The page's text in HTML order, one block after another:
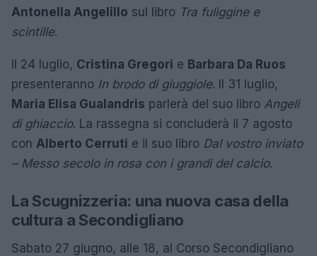
Antonella Angelillo sul libro Tra fuliggine e
scintille.
Il 24 luglio, Cristina Gregori e Barbara Da Ruos
presenteranno In brodo di giuggiole. Il 31 luglio,
Maria Elisa Gualandris parlerà del suo libro Angeli
di ghiaccio. La rassegna si concluderà il 7 agosto
con Alberto Cerruti e il suo libro Dal vostro inviato
– Messo secolo in rosa con i grandi del calcio.
La Scugnizzeria: una nuova casa della
cultura a Secondigliano
Sabato 27 giugno, alle 18, al Corso Secondigliano